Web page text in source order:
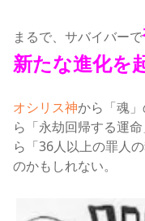
まるで、サバイバーで
新たな進化を
オシリス神から「魂」
ら「永劫回帰する運
ら「36人以上の罪人
のかもしれない。